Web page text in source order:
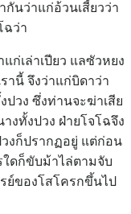
นว่าแก่อ้วนเสี้ยวว่า
ฉว่า
ก่เล่าเปียว แลซัวหยง
านี้ จึงว่าแก่บิดาว่า
ปวง ซึ่งท่านจะฆ่าเสีย
งทั้งปวง ฝ่ายโจโฉจึง
งก็ปรากฏอยู่ แต่ก่อน
ใดก็ขับม้าไล่ตามจับ
ย์ของโสโครกขึ้นไป